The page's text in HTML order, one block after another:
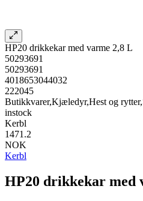
HP20 drikkekar med varme 2,8 L
50293691
50293691
4018653044032
222045
Butikkvarer,Kjæledyr,Hest og
instock
Kerbl
1471.2
NOK
Kerbl
HP20 drikkekar med